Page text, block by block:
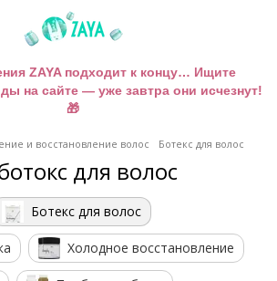
ZAYA подходит к концу… Ищите
на сайте — уже завтра они исчезнут!
🎁
и восстановление волос Ботекс для волос
для волос
Ботекс для волос
Холодное восстановление